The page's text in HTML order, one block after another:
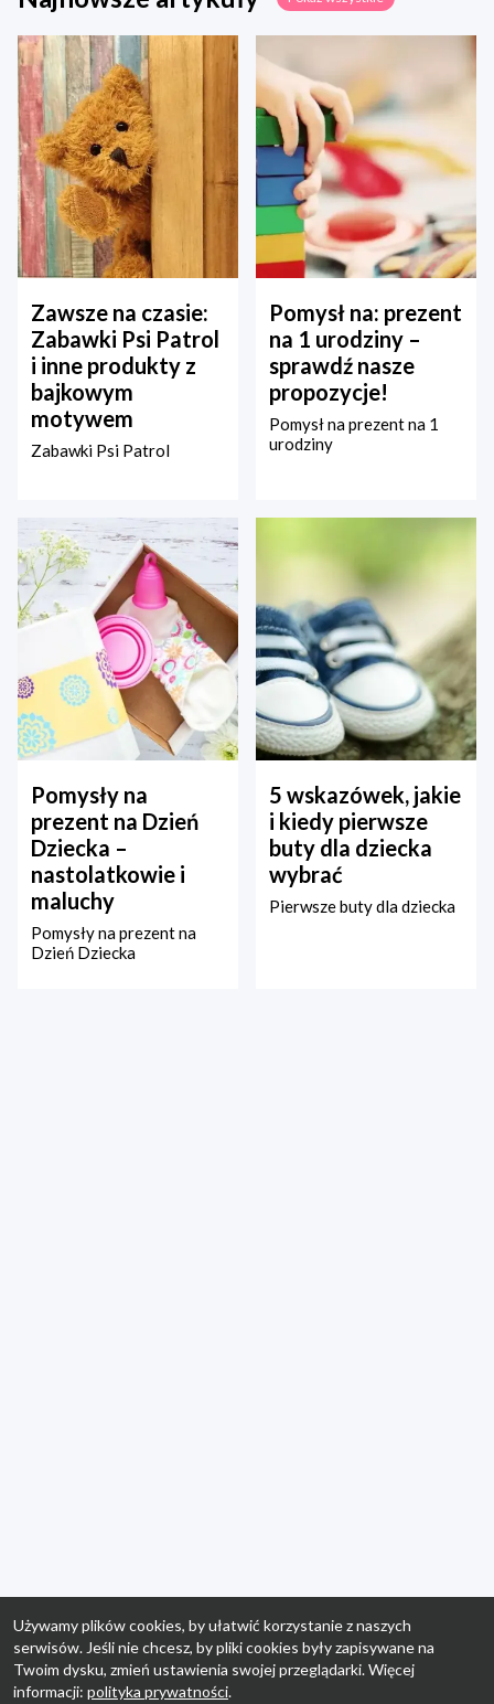
Zawsze na czasie:
Zabawki Psi Patrol
i inne produkty z
bajkowym
motywem
Zabawki Psi Patrol
Pomysł na: prezent
na 1 urodziny –
sprawdź nasze
propozycje!
Pomysł na prezent na 1
urodziny
Pomysły na
prezent na Dzień
Dziecka –
nastolatkowie i
maluchy
Pomysły na prezent na
Dzień Dziecka
5 wskazówek, jakie
i kiedy pierwsze
buty dla dziecka
wybrać
Pierwsze buty dla dziecka
Używamy plików cookies, by ułatwić korzystanie z naszych
serwisów. Jeśli nie chcesz, by pliki cookies były zapisywane na
Twoim dysku, zmień ustawienia swojej przeglądarki. Więcej
informacji: polityka prywatności.